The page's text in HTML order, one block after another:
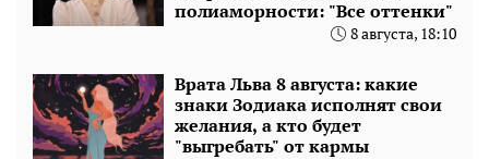
полиаморности: "Все оттенки"
8 августа, 18:10
Врата Льва 8 августа: какие
знаки Зодиака исполнят свои
желания, а кто будет
"выгребать" от кармы